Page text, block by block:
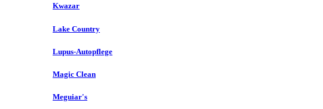
Kwazar
Lake Country
Lupus-Autopflege
Magic Clean
Meguiar's